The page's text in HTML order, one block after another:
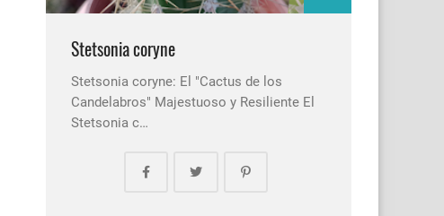
Stetsonia coryne
Stetsonia coryne: El "Cactus de los
Candelabros" Majestuoso y Resiliente El
Stetsonia c…